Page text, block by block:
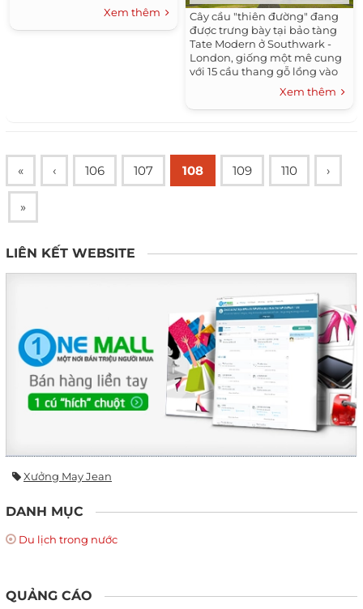
Xem thêm
Cây cầu "thiên đường" đang
được trưng bày tại bảo tàng
Tate Modern ở Southwark -
London, giống một mê cung
với 15 cầu thang gỗ lồng vào
Xem thêm
« ‹ 106 107 108 109 110 ›
»
LIÊN KẾT WEBSITE
Xưởng May Jean
DANH MỤC
Du lịch trong nước
QUẢNG CÁO